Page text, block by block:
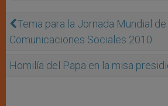
Tema para la Jornada Mundial de
Comunicaciones Sociales 2010
Homilía del Papa en la misa